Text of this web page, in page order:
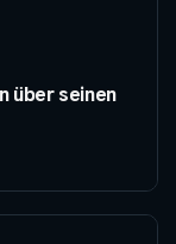
über seinen